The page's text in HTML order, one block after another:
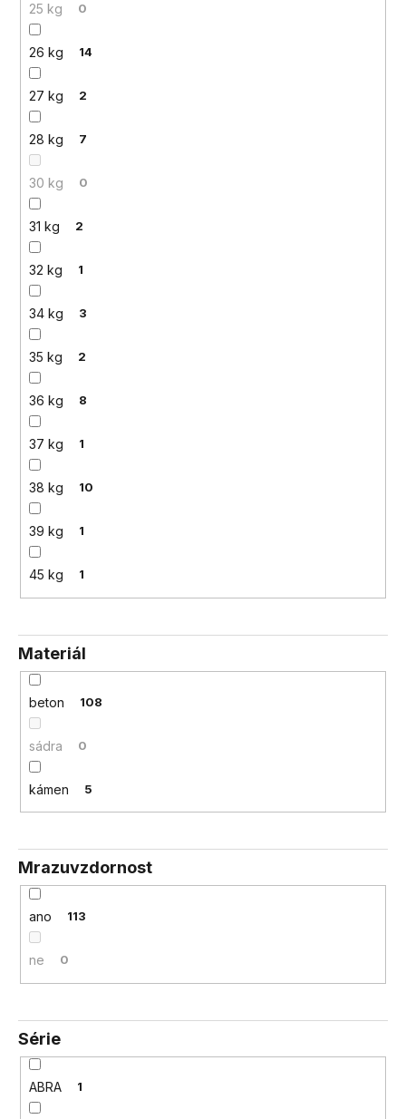
25 kg 0
26 kg 14
27 kg 2
28 kg 7
30 kg 0
31 kg 2
32 kg 1
34 kg 3
35 kg 2
36 kg 8
37 kg 1
38 kg 10
39 kg 1
45 kg 1
Materiál
beton 108
sádra 0
kámen 5
Mrazuvzdornost
ano 113
ne 0
Série
ABRA 1